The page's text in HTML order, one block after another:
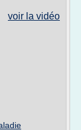
voir la vidéo